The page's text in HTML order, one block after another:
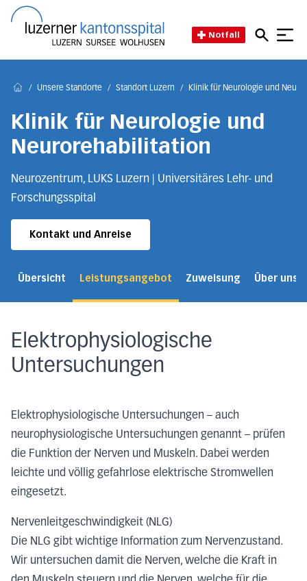
Notfall
/ Unsere Standorte / Standort Luzern / Klinik für Neurologie und
Klinik für Neurologie und
Neurorehabilitation
Neurozentrum, LUKS Luzern | Universitäres Lehr- und
Forschungsspital
Kontakt und Anreise
Übersicht Leistungsangebot Zuweisung Über uns
Elektrophysiologische
Untersuchungen
Elektrophysiologische Untersuchungen – auch
neurophysiologische Untersuchungen genannt – prüfen
die Funktion der Nerven und Muskeln. Dabei werden
leichte und völlig gefahrlose elektrische Stromwellen
eingesetzt.
Nervenleitgeschwindigkeit (NLG)
Die NLG gibt wichtige Information zum Nervenzustand.
Wir untersuchen damit die Nerven, welche die Kraft in